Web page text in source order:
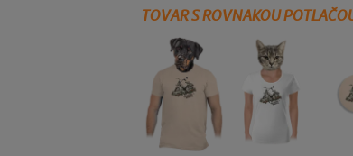
TOVAR S ROVNAKOU